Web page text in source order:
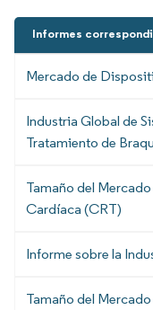
Informes
Mercado de
Industria Global de
Tratamiento de
Tamaño del
Cardíaca (CRT)
Informe sobre la
Tamaño del